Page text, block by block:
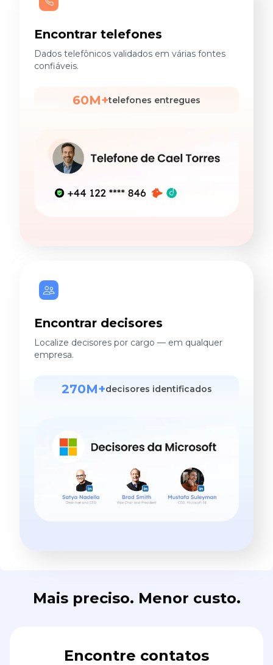
Encontrar telefones
Dados telefônicos validados em várias fontes
confiáveis.
60M+telefones entregues
Encontrar decisores
Localize decisores por cargo — em qualquer
empresa.
270M+decisores identificados
Mais preciso. Menor custo.
Encontre contatos